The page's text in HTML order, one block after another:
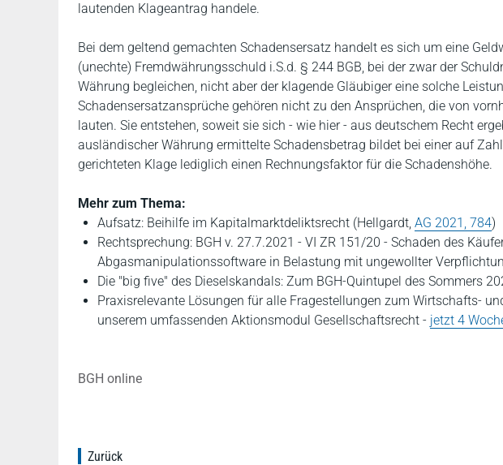
lautenden Klageantrag handele.
Bei dem geltend gemachten Schadensersatz handelt es sich um eine
(unechte) Fremdwährungsschuld i.S.d. § 244 BGB, bei der zwar der
Währung begleichen, nicht aber der klagende Gläubiger eine solche
Schadensersatzansprüche gehören nicht zu den Ansprüchen, die von
lauten. Sie entstehen, soweit sie sich - wie hier - aus deutschem Recht
ausländischer Währung ermittelte Schadensbetrag bildet bei einer auf
gerichteten Klage lediglich einen Rechnungsfaktor für die Schadenshöhe.
Mehr zum Thema:
Aufsatz: Beihilfe im Kapitalmarktdeliktsrecht (Hellgardt, AG 2021, 784)
Rechtsprechung: BGH v. 27.7.2021 - VI ZR 151/20 - Schaden des
Abgasmanipulationssoftware in Belastung mit ungewollter
Die "big five" des Dieselskandals: Zum BGH-Quintupel des Sommers
Praxisrelevante Lösungen für alle Fragestellungen zum Wirtschafts-
unserem umfassenden Aktionsmodul Gesellschaftsrecht - jetzt 4
BGH online
Zurück